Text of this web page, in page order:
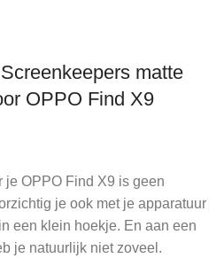
matte
OPPO Find X9
je OPPO Find X9 is geen
je ook met je apparatuur
een klein hoekje. En aan een
je natuurlijk niet zoveel.